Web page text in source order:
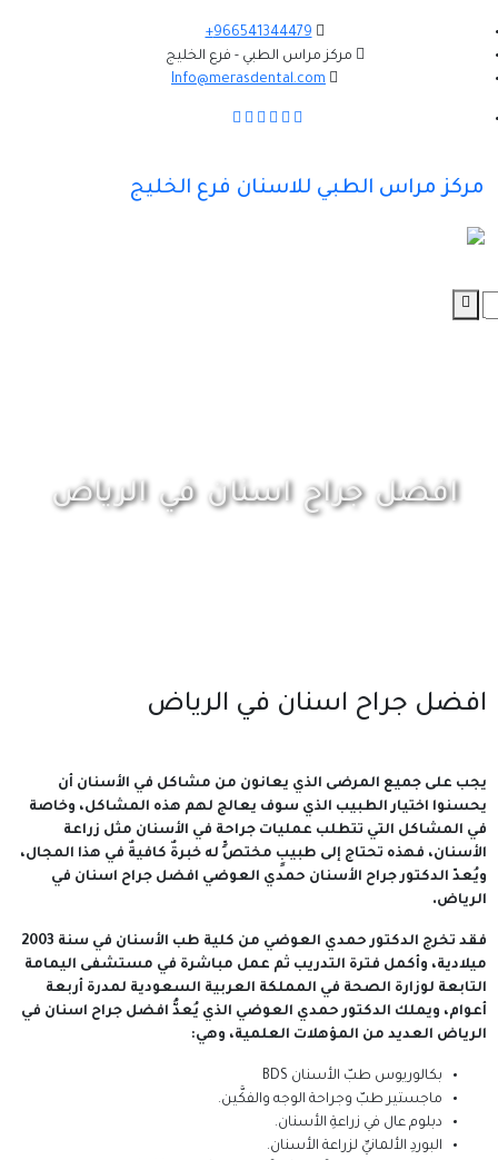
966541344479+
مركز مراس الطبي - فرع الخليج
Info@merasdental.com
مركز مراس الطبي للاسنان فرع الخليج
افضل جراح اسنان في الرياض
افضل جراح اسنان في الرياض
يجب على جميع المرضى الذي يعانون من مشاكل في الأسنان أن
يحسنوا اختيار الطبيب الذي سوف يعالج لهم هذه المشاكل، وخاصة
في المشاكل التي تتطلب عمليات جراحة في الأسنان مثل زراعة
الأسنان، فهذه تحتاج إلى طبيبٍ مختصٍّ له خبرةٌ كافيةٌ في هذا المجال،
ويُعدّ الدكتور جراح الأسنان حمدي العوضي افضل جراح اسنان في
الرياض.
فقد تخرج الدكتور حمدي العوضي من كلية طب الأسنان في سنة 2003
ميلادية، وأكمل فترة التدريب ثم عمل مباشرة في مستشفى اليمامة
التابعة لوزارة الصحة في المملكة العربية السعودية لمدرة أربعة
أعوام، ويملك الدكتور حمدي العوضي الذي يُعدُّ افضل جراح اسنان في
الرياض العديد من المؤهلات العلمية، وهي:
بكالوريوس طبّ الأسنان BDS
ماجستير طبّ وجراحة الوجه والفكَّين.
دبلوم عال في زراعةِ الأسنان.
البوردِ الألمانيِّ لزراعة الأسنان.